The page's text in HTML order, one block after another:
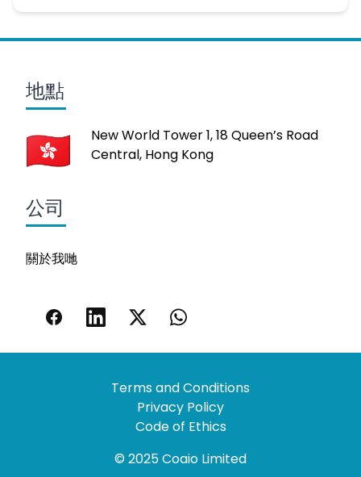
地點
New World Tower 1, 18 Queen’s Road
Central, Hong Kong
公司
關於我哋
Terms and Conditions
Privacy Policy
Code of Ethics
© 2025 Coaio Limited